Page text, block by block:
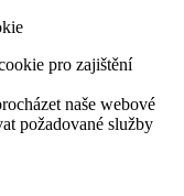
pro zajištění
naše webové
požadované služby